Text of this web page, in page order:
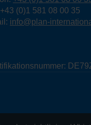
+43 (0)1 581 08 00 35
info@plan-